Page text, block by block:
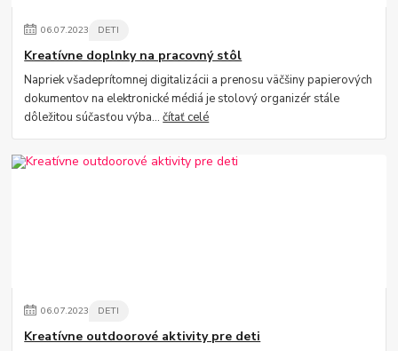
06.07.2023 DETI
Kreatívne doplnky na pracovný stôl
Napriek všadeprítomnej digitalizácii a prenosu väčšiny papierových
dokumentov na elektronické médiá je stolový organizér stále
dôležitou súčasťou výba...čítať celé
06.07.2023 DETI
Kreatívne outdoorové aktivity pre deti